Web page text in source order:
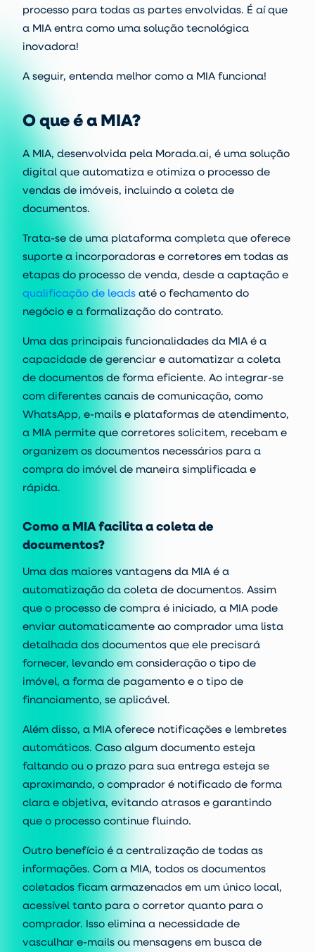
processo para todas as partes envolvidas. É aí que
a MIA entra como uma solução tecnológica
inovadora!
A seguir, entenda melhor como a MIA funciona!
O que é a MIA?
A MIA, desenvolvida pela Morada.ai, é uma solução
digital que automatiza e otimiza o processo de
vendas de imóveis, incluindo a coleta de
documentos.
Trata-se de uma plataforma completa que oferece
suporte a incorporadoras e corretores em todas as
etapas do processo de venda, desde a captação e
qualificação de leads até o fechamento do
negócio e a formalização do contrato.
Uma das principais funcionalidades da MIA é a
capacidade de gerenciar e automatizar a coleta
de documentos de forma eficiente. Ao integrar-se
com diferentes canais de comunicação, como
WhatsApp, e-mails e plataformas de atendimento,
a MIA permite que corretores solicitem, recebam e
organizem os documentos necessários para a
compra do imóvel de maneira simplificada e
rápida.
Como a MIA facilita a coleta de
documentos?
Uma das maiores vantagens da MIA é a
automatização da coleta de documentos. Assim
que o processo de compra é iniciado, a MIA pode
enviar automaticamente ao comprador uma lista
detalhada dos documentos que ele precisará
fornecer, levando em consideração o tipo de
imóvel, a forma de pagamento e o tipo de
financiamento, se aplicável.
Além disso, a MIA oferece notificações e lembretes
automáticos. Caso algum documento esteja
faltando ou o prazo para sua entrega esteja se
aproximando, o comprador é notificado de forma
clara e objetiva, evitando atrasos e garantindo
que o processo continue fluindo.
Outro benefício é a centralização de todas as
informações. Com a MIA, todos os documentos
coletados ficam armazenados em um único local,
acessível tanto para o corretor quanto para o
comprador. Isso elimina a necessidade de
vasculhar e-mails ou mensagens em busca de